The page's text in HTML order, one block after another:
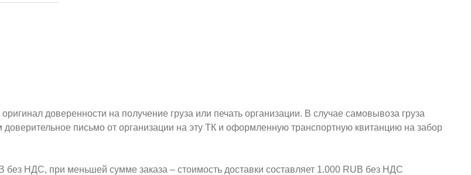
доверенности на получение груза или печать организации. В случае самовывоза груза
письмо от организации на эту ТК и оформленную транспортную квитанцию на забор
без НДС, при меньшей сумме заказа – стоимость доставки составляет 1.000 RUB без НДС